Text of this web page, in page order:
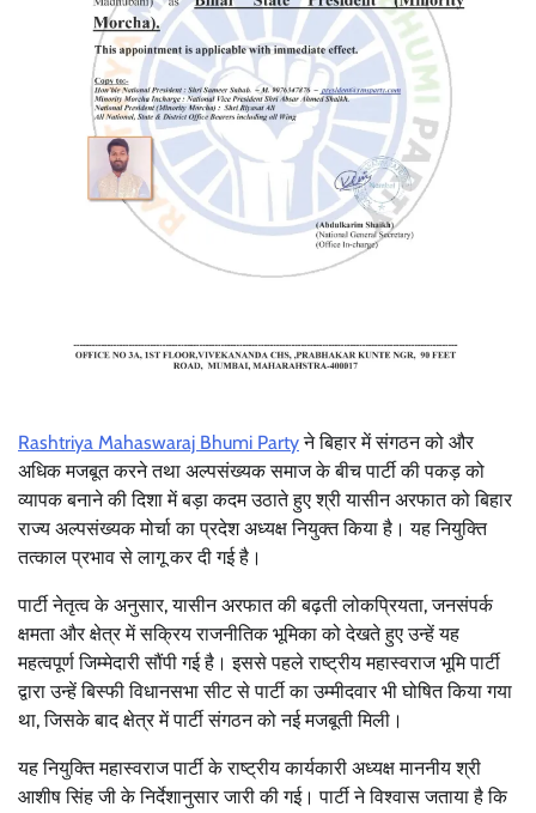
Rashtriya Mahaswaraj Bhumi Partyने बिहार में संगठन को और
अधिक मजबूत करने तथा अल्पसंख्यक समाज के बीच पार्टी की पकड़ को
व्यापक बनाने की दिशा में बड़ा कदम उठाते हुए श्री यासीन अरफात को बिहार
राज्य अल्पसंख्यक मोर्चा का प्रदेश अध्यक्ष नियुक्त किया है। यह नियुक्ति
तत्काल प्रभाव से लागू कर दी गई है।
पार्टी नेतृत्व के अनुसार, यासीन अरफात की बढ़ती लोकप्रियता, जनसंपर्क
क्षमता और क्षेत्र में सक्रिय राजनीतिक भूमिका को देखते हुए उन्हें यह
महत्वपूर्ण जिम्मेदारी सौंपी गई है। इससे पहले राष्ट्रीय महास्वराज भूमि पार्टी
द्वारा उन्हें बिस्फी विधानसभा सीट से पार्टी का उम्मीदवार भी घोषित किया गया
था, जिसके बाद क्षेत्र में पार्टी संगठन को नई मजबूती मिली।
यह नियुक्ति महास्वराज पार्टी के राष्ट्रीय कार्यकारी अध्यक्ष माननीय श्री
आशीष सिंह जी के निर्देशानुसार जारी की गई। पार्टी ने विश्वास जताया है कि